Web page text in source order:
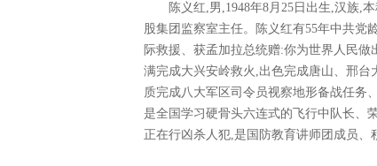
陈义红,男,1948年8月25日出生,汉族,
股集团监察室主任。陈义红有55年中共党
际救援、获孟加拉总统赠:你为世界人民
满完成大兴安岭救火,出色完成唐山、邢
质完成八大军区司令员视察地形备战任务
是全国学习硬骨头六连式的飞行中队长、
正在行凶杀人犯,是国防教育讲师团成员、